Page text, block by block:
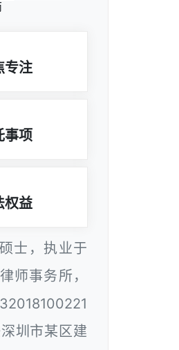
专注
事项
权益
士，执业于
师事务所，
圳市某区建